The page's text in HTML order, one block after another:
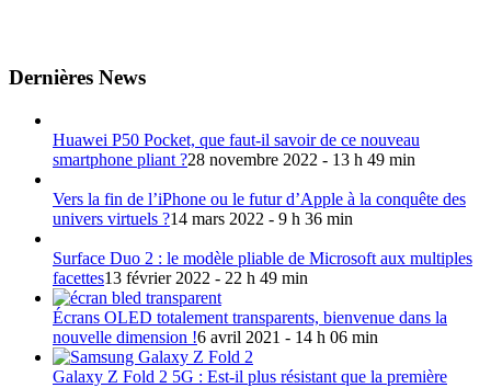
Dernières News
Huawei P50 Pocket, que faut-il savoir de ce nouveau
smartphone pliant ?28 novembre 2022 - 13 h 49 min
Vers la fin de l’iPhone ou le futur d’Apple à la conquête des
univers virtuels ?14 mars 2022 - 9 h 36 min
Surface Duo 2 : le modèle pliable de Microsoft aux multiples
facettes13 février 2022 - 22 h 49 min
Écrans OLED totalement transparents, bienvenue dans la
nouvelle dimension !6 avril 2021 - 14 h 06 min
Galaxy Z Fold 2 5G : Est-il plus résistant que la première